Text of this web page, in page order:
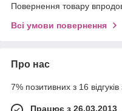
Повернення товару
Всі умови повернення
Про нас
7% позитивних з 16 відгуків
Працює з 26.03.2013